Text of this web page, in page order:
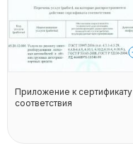
Приложение к сертификату
соответствия